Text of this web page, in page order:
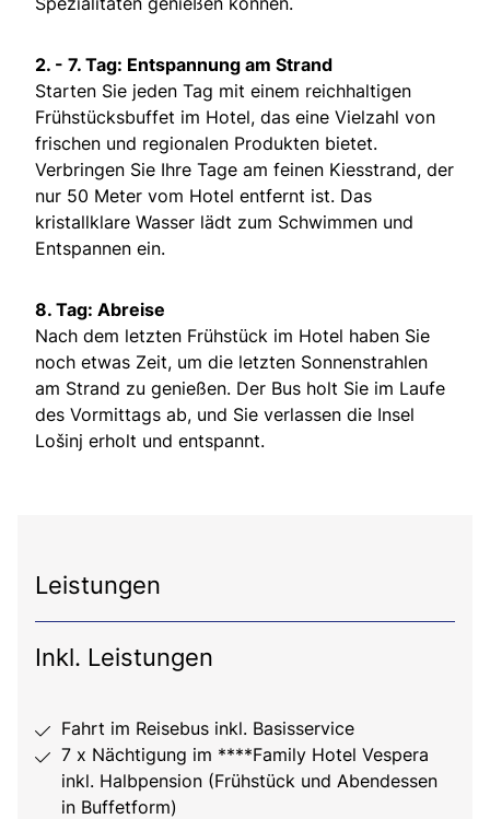
2. - 7. Tag: Entspannung am Strand
Starten Sie jeden Tag mit einem reichhaltigen
Frühstücksbuffet im Hotel, das eine Vielzahl von
frischen und regionalen Produkten bietet.
Verbringen Sie Ihre Tage am feinen Kiesstrand, der
nur 50 Meter vom Hotel entfernt ist. Das
kristallklare Wasser lädt zum Schwimmen und
Entspannen ein.
8. Tag: Abreise
Nach dem letzten Frühstück im Hotel haben Sie
noch etwas Zeit, um die letzten Sonnenstrahlen
am Strand zu genießen. Der Bus holt Sie im Laufe
des Vormittags ab, und Sie verlassen die Insel
Lošinj erholt und entspannt.
Leistungen
Inkl. Leistungen
Fahrt im Reisebus inkl. Basisservice
7 x Nächtigung im ****Family Hotel Vespera
inkl. Halbpension (Frühstück und Abendessen
in Buffetform)